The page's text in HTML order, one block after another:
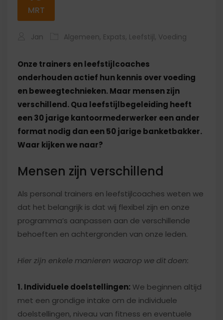
MRT
Jan Algemeen, Expats, Leefstijl, Voeding
Onze trainers en leefstijlcoaches
onderhouden actief hun kennis over voeding
en beweegtechnieken. Maar mensen zijn
verschillend. Qua leefstijlbegeleiding heeft
een 30 jarige kantoormederwerker een ander
format nodig dan een 50 jarige banketbakker.
Waar kijken we naar?
Mensen zijn verschillend
Als personal trainers en leefstijlcoaches weten we
dat het belangrijk is dat wij flexibel zijn en onze
programma’s aanpassen aan de verschillende
behoeften en achtergronden van onze leden.
Hier zijn enkele manieren waarop we dit doen:
1. Individuele doelstellingen: We beginnen altijd
met een grondige intake om de individuele
doelstellingen, niveau van fitness en eventuele